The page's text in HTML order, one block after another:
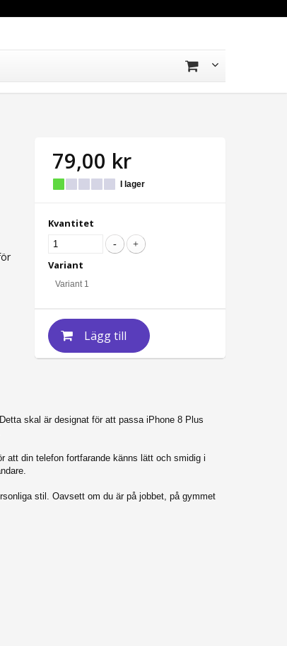
79,00 kr
I lager
Kvantitet
Variant
Variant 1
Lägg till
skal är designat för att passa iPhone 8 Plus
att din telefon fortfarande känns lätt och smidig i
stil. Oavsett om du är på jobbet, på gymmet